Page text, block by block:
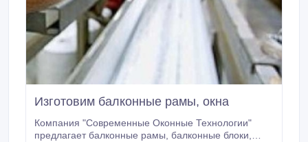
Изготовим балконные рамы, окна
Компания "Современные Оконные Технологии"
предлагает балконные рамы, балконные блоки,